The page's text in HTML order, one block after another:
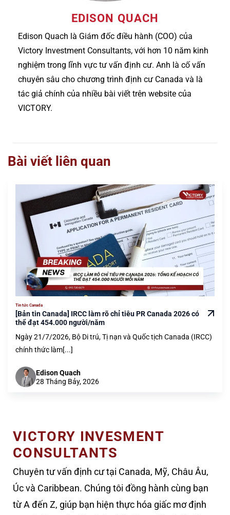
EDISON QUACH
Edison Quach là Giám đốc điều hành (COO) của
Victory Investment Consultants, với hơn 10 năm kinh
nghiệm trong lĩnh vực tư vấn định cư. Anh là cố vấn
chuyên sâu cho chương trình định cư Canada và là
tác giả chính của nhiều bài viết trên website của
VICTORY.
Bài viết liên quan
Tin tức Canada
[Bản tin Canada] IRCC làm rõ chỉ tiêu PR Canada 2026 có
thể đạt 454.000 người/năm
Ngày 21/7/2026, Bộ Di trú, Tị nạn và Quốc tịch Canada (IRCC)
chính thức làm[...]
Edison Quach
28 Tháng Bảy, 2026
VICTORY INVESMENT
CONSULTANTS
Chuyên tư vấn định cư tại Canada, Mỹ, Châu Âu,
Úc và Caribbean. Chúng tôi đồng hành cùng bạn
từ A đến Z, giúp bạn hiện thực hóa giấc mơ định